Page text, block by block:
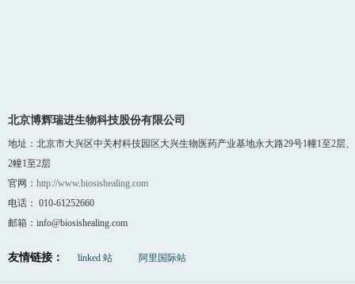
北京博辉瑞进生物科技股份有限公司
地址：北京市大兴区中关村科技园区大兴生物医药产业基地永大路29号1幢1至2层、
2幢1至2层
官网： http://www.biosishealing.com
电话： 010-61252660
邮箱：info@biosishealing.com
友情链接： linked 站 阿里国际站